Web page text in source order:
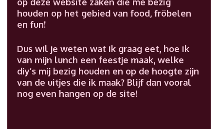
houden op het gebied van food, fröbelen
en fun!
Dus wil je weten wat ik graag eet, hoe ik
van mijn lunch een feestje maak, welke
diy’s mij bezig houden en op de hoogte zijn
van de uitjes die ik maak? Blijf dan vooral
nog even hangen op de site!